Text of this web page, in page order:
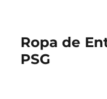
Ropa de
PSG